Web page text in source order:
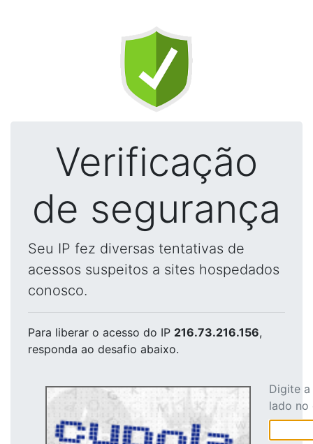
Verificação
de segurança
Seu IP fez diversas tentativas de
acessos suspeitos a sites hospedados
conosco.
Para liberar o acesso do IP 216.73.216.156,
responda ao desafio abaixo.
Digite
lado no